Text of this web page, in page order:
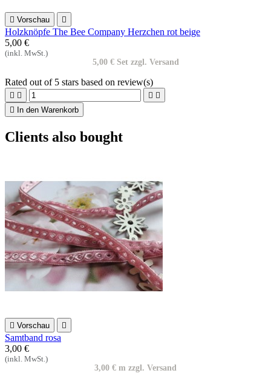
 Vorschau 
Holzknöpfe The Bee Company Herzchen rot beige
5,00 €
(inkl. MwSt.)
5,00 € Set zzgl. Versand
Rated out of 5 stars based on review(s)
   

In den Warenkorb
Clients also bought
 Vorschau 
Samtband rosa
3,00 €
(inkl. MwSt.)
3,00 € m zzgl. Versand